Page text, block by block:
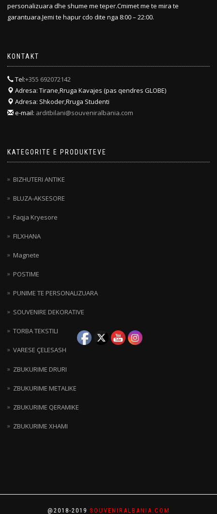
personalizuara dhe shume me teper.Cmimet me te mira te
garantuara.Jemi te hapur cdo dite nga 8:00 – 22:00.
KONTAKT
Tel:+355 692072142
Adresa: Tirane,Rruga Kavajes (pas qendres GLOBE)
Adresa: Shkoder,Rruga Studenti
e-mail: arditbilani@souveniralbania.com
KATEGORITE E PRODUKTEVE
BIZHUTERI ANTIKE
BLUZA-AKSESORE
Faqja Kryesore
FILXHANA
Magnete
POSTIME
PUNIME TE PERSONALIZUARA
SOUVENIRE DEKORATIVE
TORBA TEKSTILI
VARESE ÇELESASH
ZBUKURIME DRURI
ZBUKURIME METALIKE
ZBUKURIME QERAMIKE
ZBUKURIME XHAMI
@2018-2019 SOUVENIRALBANIA.COM